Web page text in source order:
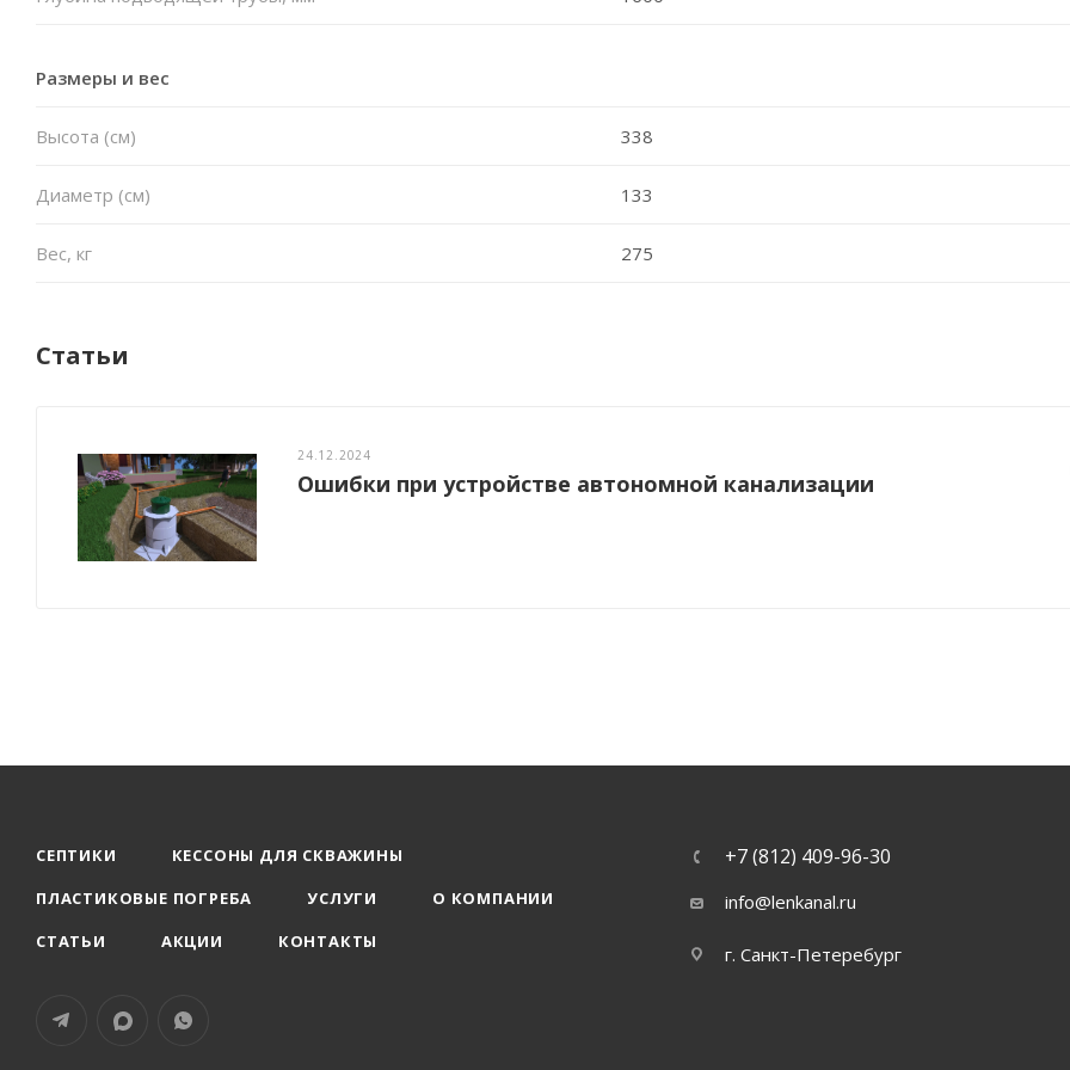
Размеры и вес
Высота (см) 338
Диаметр (см) 133
Вес, кг 275
Статьи
24.12.2024
Ошибки при устройстве автономной канализации
СЕПТИКИ
КЕССОНЫ ДЛЯ СКВАЖИНЫ
ПЛАСТИКОВЫЕ ПОГРЕБА
УСЛУГИ
О КОМПАНИИ
СТАТЬИ
АКЦИИ КОНТАКТЫ
+7 (812) 409-96-30
info@lenkanal.ru
г. Санкт-Петеребург